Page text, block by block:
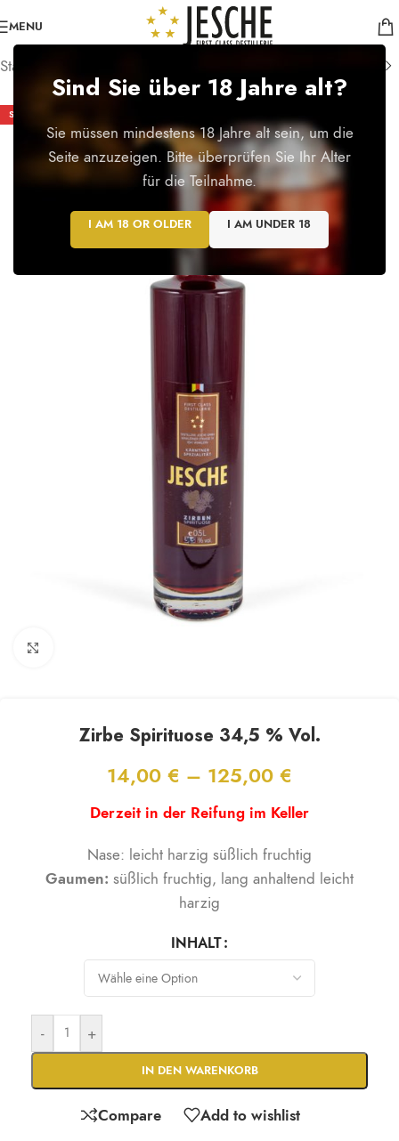
Sind Sie über 18 Jahre alt?
Sie müssen mindestens 18 Jahre alt sein, um die
Seite anzuzeigen. Bitte überprüfen Sie Ihr Alter
für die Teilnahme.
I AM 18 OR OLDER I AM UNDER 18
MENU
Startseite
SOLD OUT
Zirbe Spirituose 34,5 % Vol.
14,00 € – 125,00 €
Derzeit in der Reifung im Keller
Nase: leicht harzig süßlich fruchtig
Gaumen: süßlich fruchtig, lang anhaltend leicht
harzig
INHALT
- +
IN DEN WARENKORB
Compare Add to wishlist